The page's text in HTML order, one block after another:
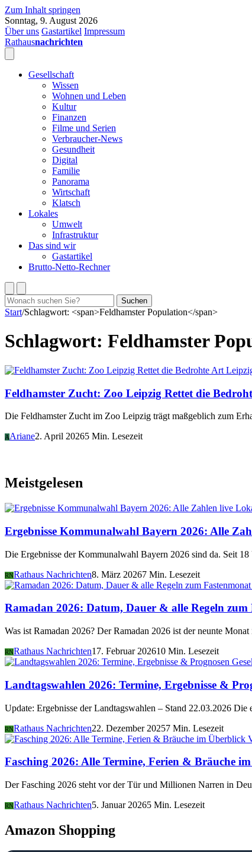
Zum Inhalt springen
Sonntag, 9. August 2026
Über uns Gastartikel Impressum
Rathausnachrichten
Gesellschaft
Wissen
Wohnen und Leben
Kultur
Finanzen
Filme und Serien
Verbraucher-News
Gesundheit
Digital
Familie
Panorama
Wirtschaft
Klatsch
Lokales
Umwelt
Infrastruktur
Das sind wir
Gastartikel
Brutto-Netto-Rechner
Suchen
nach:
Suchen
Start/Schlagwort: <span>Feldhamster Population</span>
Schlagwort: Feldhamster
Feldhamster Zucht: Zoo Leipzig Rettet die
Die Feldhamster Zucht im Zoo Leipzig trägt maßgeblich zum
AAriane2. April 20265 Min. Lesezeit
Meistgelesen
Ergebnisse Kommunalwahl Bayern 2026: Alle
Die Ergebnisse der Kommunalwahl Bayern 2026 sind da. Seit
RNRathaus Nachrichten8. März 20267 Min. Lesezeit
Ramadan 2026: Datum, Dauer & alle Regeln zum
Was ist Ramadan 2026? Der Ramadan 2026 ist der neunte
RNRathaus Nachrichten17. Februar 202610 Min. Lesezeit
Landtagswahlen 2026: Termine, Ergebnisse &
Update: Ergebnisse der Landtagswahlen – Stand 22.03.2026
RNRathaus Nachrichten22. Dezember 20257 Min. Lesezeit
Fasching 2026: Alle Termine, Ferien & Bräuche
Der Fasching 2026 steht vor der Tür und Millionen Narren in
RNRathaus Nachrichten5. Januar 20265 Min. Lesezeit
Amazon Shopping